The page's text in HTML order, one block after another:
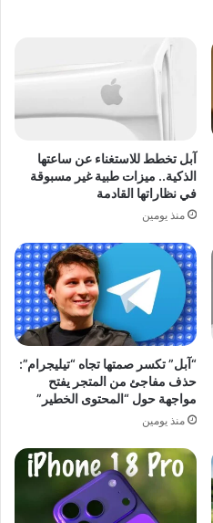
آبل تخطط للاستغناء عن ساعتها
الذكية.. ميزات طبية غير مسبوقة
في نظاراتها القادمة
منذ يومين
“آبل” تكسر صمتها تجاه “تيليجرام”:
حذف مفاجئ من المتجر يفتح
مواجهة حول “المحتوى الخطير”
منذ يومين